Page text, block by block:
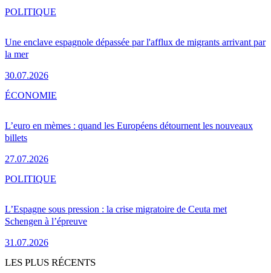
Une enclave espagnole dépassée par l'afflux de migrants arrivant par
la mer
30.07.2026
POLITIQUE
L’euro en mèmes : quand les Européens détournent les nouveaux
billets
27.07.2026
ÉCONOMIE
L’Espagne sous pression : la crise migratoire de Ceuta met
Schengen à l’épreuve
31.07.2026
POLITIQUE
LES PLUS RÉCENTS